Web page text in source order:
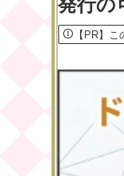
発行の
【PR】